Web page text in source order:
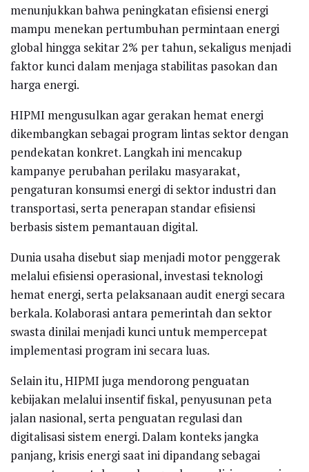
menunjukkan bahwa peningkatan efisiensi energi
mampu menekan pertumbuhan permintaan energi
global hingga sekitar 2% per tahun, sekaligus menjadi
faktor kunci dalam menjaga stabilitas pasokan dan
harga energi.
HIPMI mengusulkan agar gerakan hemat energi
dikembangkan sebagai program lintas sektor dengan
pendekatan konkret. Langkah ini mencakup
kampanye perubahan perilaku masyarakat,
pengaturan konsumsi energi di sektor industri dan
transportasi, serta penerapan standar efisiensi
berbasis sistem pemantauan digital.
Dunia usaha disebut siap menjadi motor penggerak
melalui efisiensi operasional, investasi teknologi
hemat energi, serta pelaksanaan audit energi secara
berkala. Kolaborasi antara pemerintah dan sektor
swasta dinilai menjadi kunci untuk mempercepat
implementasi program ini secara luas.
Selain itu, HIPMI juga mendorong penguatan
kebijakan melalui insentif fiskal, penyusunan peta
jalan nasional, serta penguatan regulasi dan
digitalisasi sistem energi. Dalam konteks jangka
panjang, krisis energi saat ini dipandang sebagai